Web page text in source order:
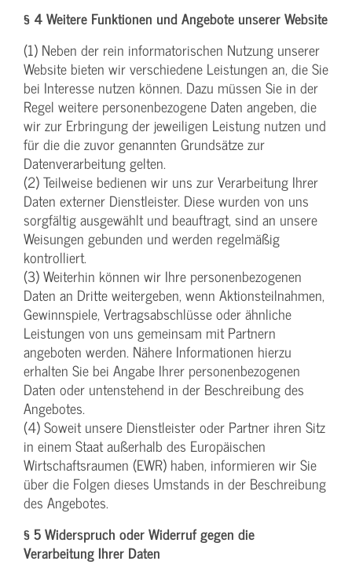
§ 4 Weitere Funktionen und Angebote unserer Website
(1) Neben der rein informatorischen Nutzung unserer
Website bieten wir verschiedene Leistungen an, die Sie
bei Interesse nutzen können. Dazu müssen Sie in der
Regel weitere personenbezogene Daten angeben, die
wir zur Erbringung der jeweiligen Leistung nutzen und
für die die zuvor genannten Grundsätze zur
Datenverarbeitung gelten.
(2) Teilweise bedienen wir uns zur Verarbeitung Ihrer
Daten externer Dienstleister. Diese wurden von uns
sorgfältig ausgewählt und beauftragt, sind an unsere
Weisungen gebunden und werden regelmäßig
kontrolliert.
(3) Weiterhin können wir Ihre personenbezogenen
Daten an Dritte weitergeben, wenn Aktionsteilnahmen,
Gewinnspiele, Vertragsabschlüsse oder ähnliche
Leistungen von uns gemeinsam mit Partnern
angeboten werden. Nähere Informationen hierzu
erhalten Sie bei Angabe Ihrer personenbezogenen
Daten oder untenstehend in der Beschreibung des
Angebotes.
(4) Soweit unsere Dienstleister oder Partner ihren Sitz
in einem Staat außerhalb des Europäischen
Wirtschaftsraumen (EWR) haben, informieren wir Sie
über die Folgen dieses Umstands in der Beschreibung
des Angebotes.
§ 5 Widerspruch oder Widerruf gegen die
Verarbeitung Ihrer Daten